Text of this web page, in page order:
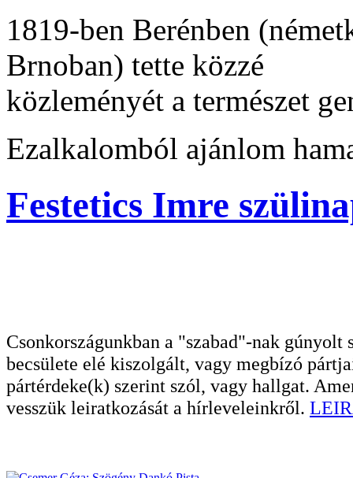
1819-ben Berénben
Brnoban) tette közzé
közleményét a természet
Ezalkalomból ajánlom
Festetics Imre
Csonkországunkban a "szabad"-nak
becsülete elé kiszolgált, vagy megbízó
pártérdeke(k) szerint szól, vagy hallgat.
vesszük leiratkozását a hírleveleinkről.